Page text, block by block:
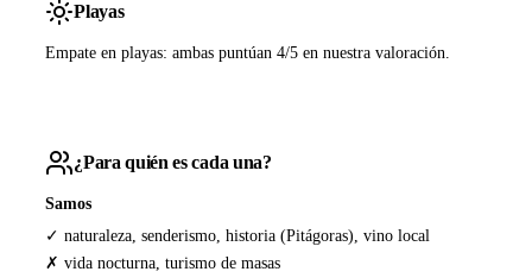
Playas
Empate en playas: ambas puntúan 4/5 en nuestra valoración.
¿Para quién es cada una?
Samos
✓ naturaleza, senderismo, historia (Pitágoras), vino local
✗ vida nocturna, turismo de masas